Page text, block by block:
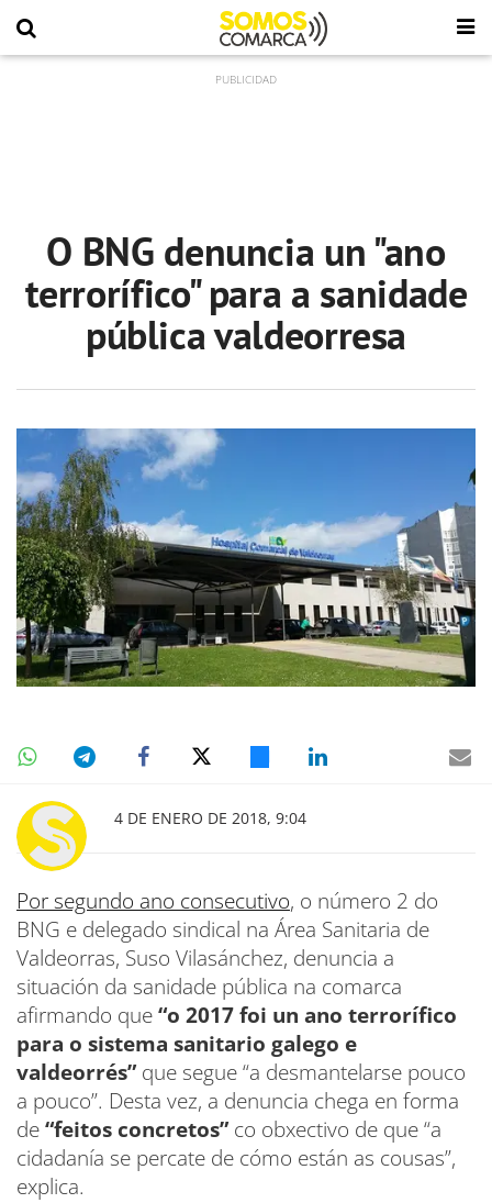
O BNG denuncia un "ano
terrorífico" para a sanidade
pública valdeorresa
4 DE ENERO DE 2018, 9:04
Por segundo ano consecutivo, o número 2 do
BNG e delegado sindical na Área Sanitaria de
Valdeorras, Suso Vilasánchez, denuncia a
situación da sanidade pública na comarca
afirmando que“o 2017 foi un ano terrorífico
para o sistema sanitario galego e
valdeorrés”que segue “a desmantelarse pouco
a pouco”. Desta vez, a denuncia chega en forma
de“feitos concretos”co obxectivo de que “a
cidadanía se percate de cómo están as cousas”,
explica.